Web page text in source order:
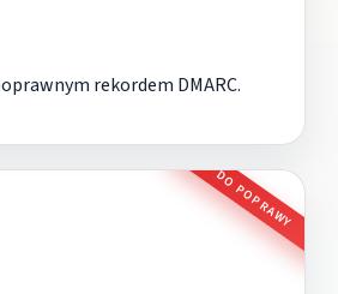
rekordem DMARC.
DO POPRAWY